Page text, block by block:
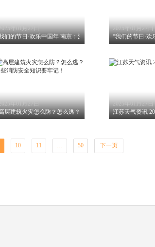
幸福的定格
年01月27日
们的节日·欢乐中国年 南京：江宁土桥老街年味足
2025年01月27日
“我们的节日·欢
年01月27日
层建筑火灾怎么防？怎么逃？这些消防安全知识要牢记！
2025年01月27日
江苏天气资讯
10 11 … 50 下一页